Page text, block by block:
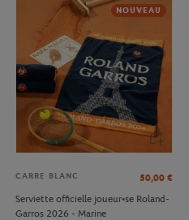
NOUVEAU
CARRE BLANC 50,00 €
Serviette officielle joueur•se Roland-
Garros 2026 - Marine